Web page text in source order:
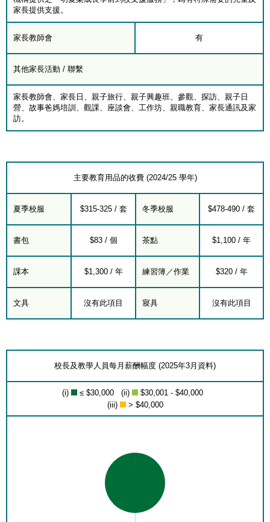
家長提供支援。
家長教師會 有
其他家長活動 / 聯繫
家長教師會、家長日、親子旅行、親子興趣班、參觀、探訪、親子日
營、故事爸媽培訓、觀課、座談會、工作坊、親職教育、家長通訊及家
訪。
主要教育用品的收費 (2024/25 學年)
夏季校服 $315-325 / 套 冬季校服 $478-490 / 套
書包 $83 / 個 茶點 $1,100 / 年
課本 $1,300 / 年 練習簿／作業 $320 / 年
文具 沒有此項目 寢具 沒有此項目
校長及教學人員每月薪酬幅度 (2025年3月資料)
(i) ≤ $30,000 (ii)
$30,001 - $40,000
(iii)
> $40,000